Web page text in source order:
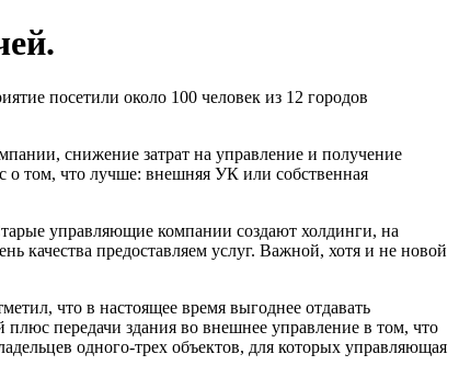
посетили около 100 человек из 12 городов
снижение затрат на управление и получение
о том, что лучше: внешняя УК или собственная
управляющие компании создают холдинги, на
предоставляем услуг. Важной, хотя и не новой
что в настоящее время выгоднее отдавать
передачи здания во внешнее управление в том, что
одного-трех объектов, для которых управляющая